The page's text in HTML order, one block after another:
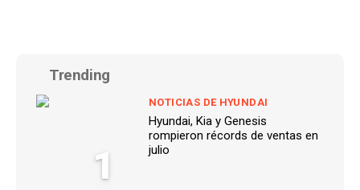
Trending
1
NOTICIAS DE HYUNDAI
Hyundai, Kia y Genesis
rompieron récords de ventas en
julio